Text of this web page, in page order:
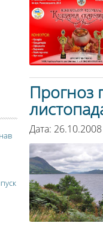
Прогноз
Дата: